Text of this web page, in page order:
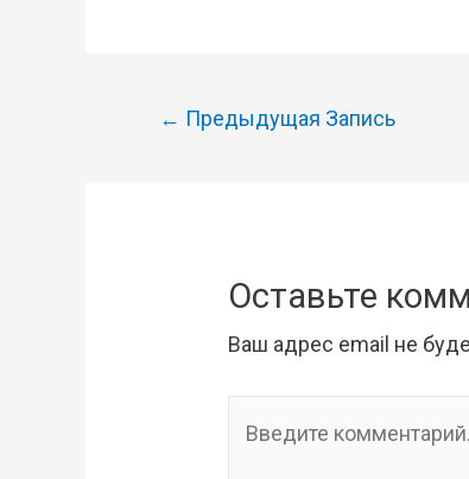
Навигация
← Предыдущая Запись
Оставьте
Ваш адрес email не